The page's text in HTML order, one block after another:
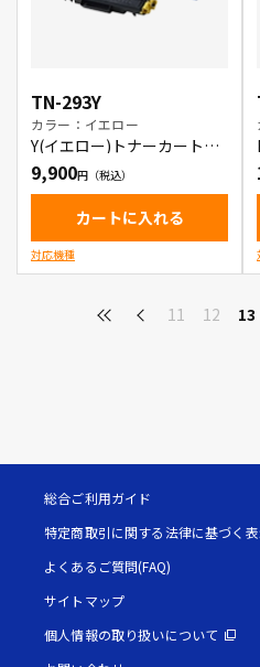
TN-293Y
カラー：イエロー
Y(イエロー)トナーカートリ
ッジ
9,900
カートに入れる
対応機種
11 12 13
総合ご利用ガイド
特定商取引に関する法律に基づく
よくあるご質問(FAQ)
サイトマップ
個人情報の取り扱いについて